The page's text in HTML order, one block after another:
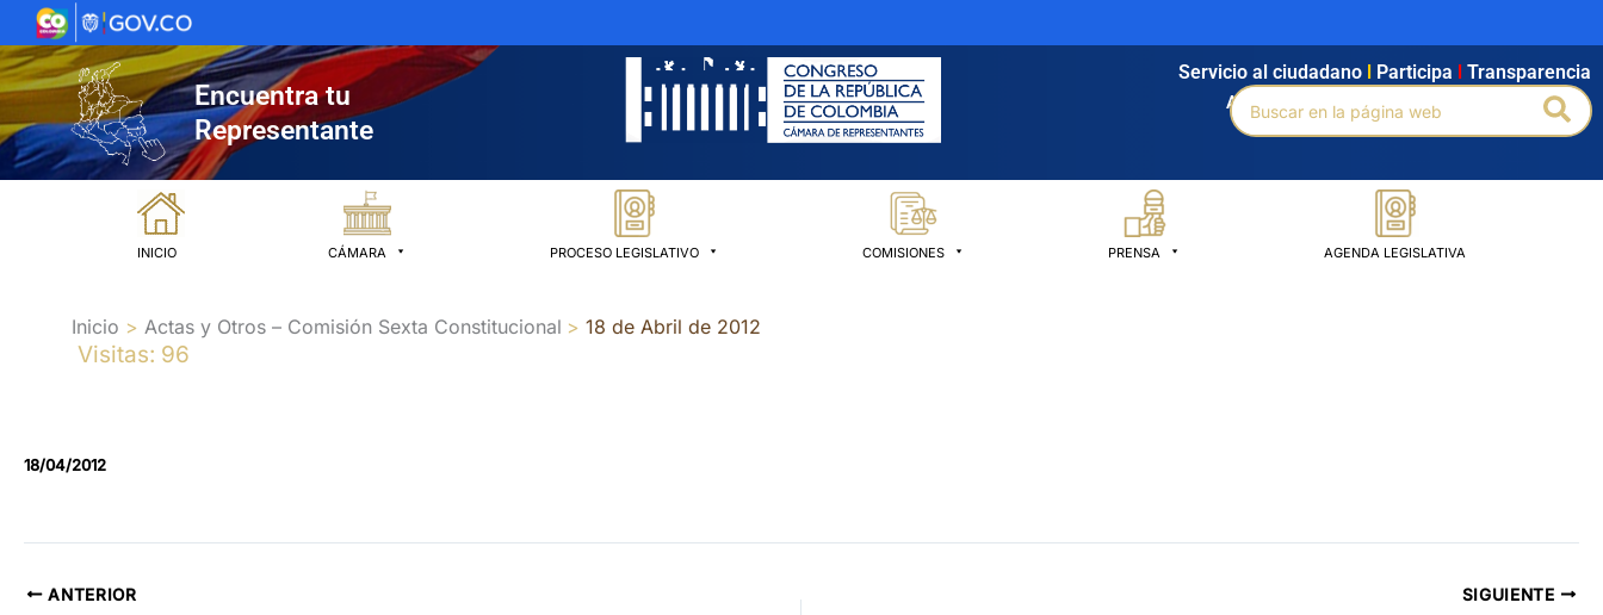
al
contenido
Encuentra tu
Representante
Agendamiento Intranet Búsqueda avanzada
Servicio al ciudadano Participa Transparencia
Buscar
por:
INICIO CÁMARA PROCESO LEGISLATIVO COMISIONES PRENSA AGENDA LEGISLATIVA
Inicio Actas y Otros – Comisión Sexta Constitucional 18 de Abril de 2012
Visitas: 96
18/04/2012
ANTERIOR SIGUIENTE